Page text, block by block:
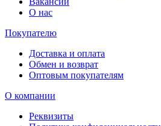
О нас
Покупателю
Доставка и оплата
Обмен и возврат
Оптовым покупателям
О компании
Реквизиты